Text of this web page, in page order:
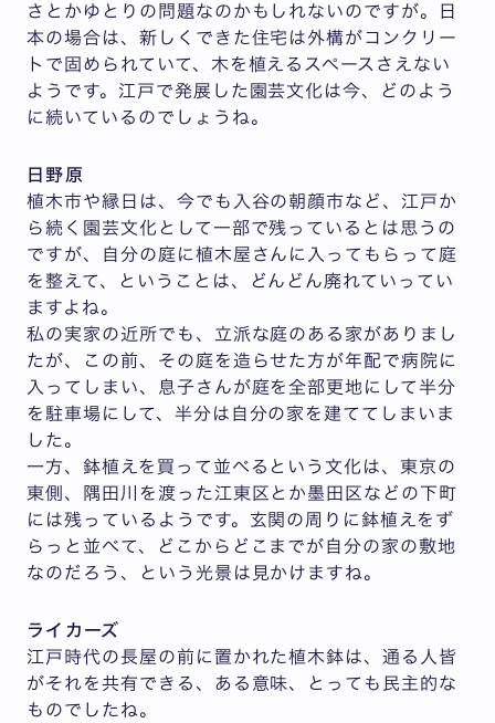
さとかゆとりの問題なのかもしれないのですが。日
本の場合は、新しくできた住宅は外構がコンクリー
トで固められていて、木を植えるスペースさえない
ようです。江戸で発展した園芸文化は今、どのよう
に続いているのでしょうね。
日野原
植木市や縁日は、今でも入谷の朝顔市など、江戸か
ら続く園芸文化として一部で残っているとは思うの
ですが、自分の庭に植木屋さんに入ってもらって庭
を整えて、ということは、どんどん廃れていってい
ますよね。
私の実家の近所でも、立派な庭のある家がありまし
たが、この前、その庭を造らせた方が年配で病院に
入ってしまい、息子さんが庭を全部更地にして半分
を駐車場にして、半分は自分の家を建ててしまいま
した。
一方、鉢植えを買って並べるという文化は、東京の
東側、隅田川を渡った江東区とか墨田区などの下町
には残っているようです。玄関の周りに鉢植えをず
らっと並べて、どこからどこまでが自分の家の敷地
なのだろう、という光景は見かけますね。
ライカーズ
江戸時代の長屋の前に置かれた植木鉢は、通る人皆
がそれを共有できる、ある意味、とっても民主的な
ものでしたね。